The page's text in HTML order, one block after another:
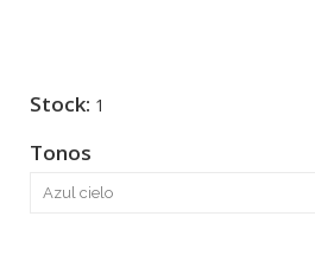
Stock: 1
Tonos